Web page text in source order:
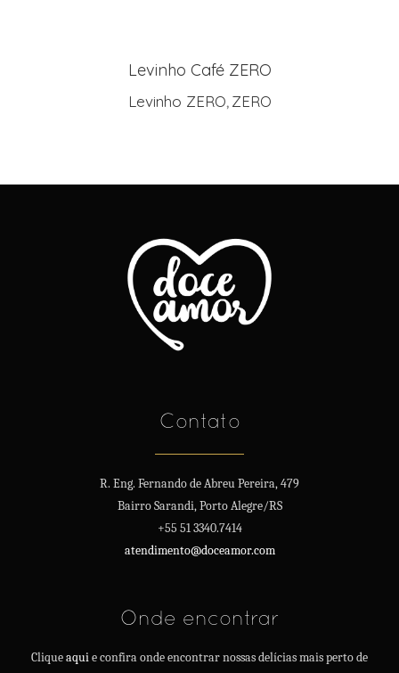
Levinho Café ZERO
Levinho ZERO, ZERO
Contato
R. Eng. Fernando de Abreu Pereira, 479
Bairro Sarandi, Porto Alegre/RS
+55 51 3340.7414
atendimento@doceamor.com
Onde encontrar
Cliqueaquie confira onde encontrar nossas delícias mais perto de